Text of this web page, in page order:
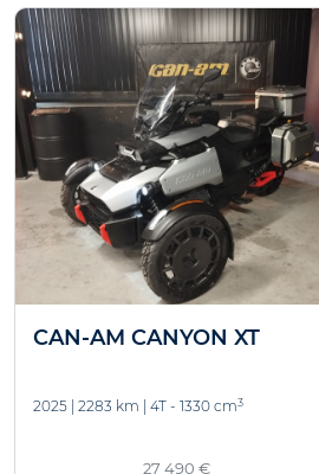
CAN-AM CANYON XT
2025| 2283 km 4T - 1330 cm3
27 490 €